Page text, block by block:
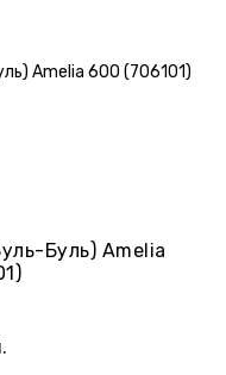
Буль) Amelia